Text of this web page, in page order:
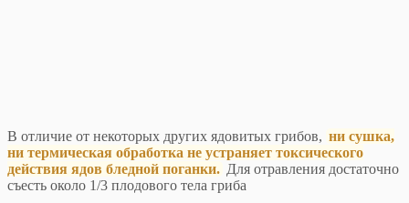
В отличие от некоторых других ядовитых грибов, ни сушка,
ни термическая обработка не устраняет токсического
действия ядов бледной поганки. Для отравления достаточно
съесть около 1/3 плодового тела гриба